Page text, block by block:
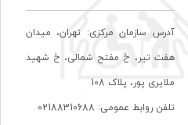
آدرس سازمان مرکزی: تهران، ميدان
هفت تير، خ مفتح شمالی، خ شهيد
ملايری پور، پلاک 108
تلفن روابط عمومی: 02188310688